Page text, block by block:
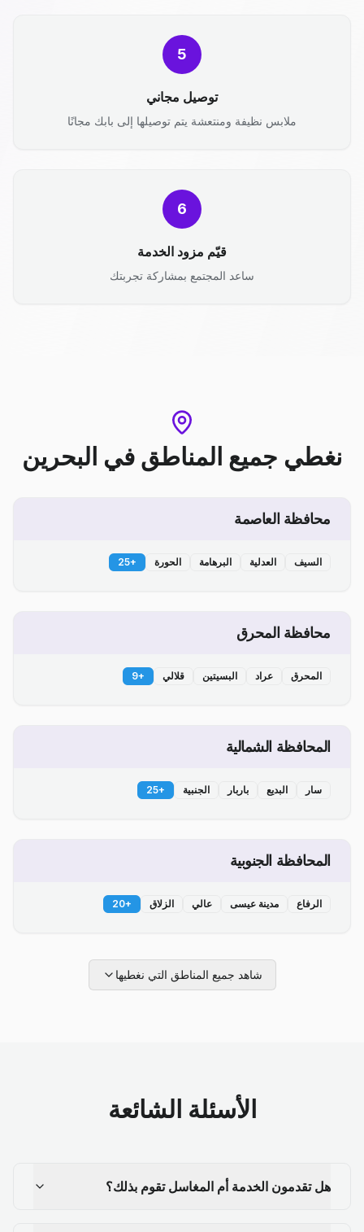
5
توصيل مجاني
ملابس نظيفة ومنتعشة يتم توصيلها إلى بابك مجانًا
6
قيّم مزود الخدمة
ساعد المجتمع بمشاركة تجربتك
نغطي جميع المناطق في البحرين
محافظة العاصمة
السيف العدلية البرهامة الحورة +
25
محافظة المحرق
المحرق عراد البسيتين قلالي +
9
المحافظة الشمالية
سار البديع باربار الجنبية +
25
المحافظة الجنوبية
الرفاع مدينة عيسى عالي الزلاق +
20
شاهد جميع المناطق التي نغطيها
الأسئلة الشائعة
هل تقدمون الخدمة أم المغاسل تقوم بذلك؟